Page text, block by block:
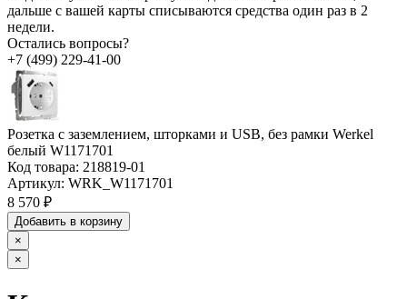
дальше с вашей карты списываются средства один раз в 2
недели.
Остались вопросы?
+7 (499) 229-41-00
Розетка с заземлением, шторками и USB, без рамки Werkel
белый W1171701
Код товара: 218819-01
Артикул: WRK_W1171701
8 570 ₽
Добавить в корзину
×
×